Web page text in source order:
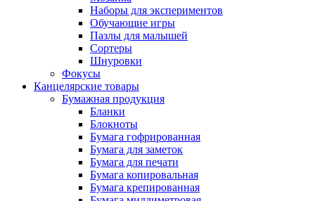
Наборы для экспериментов
Обучающие игры
Пазлы для малышей
Сортеры
Шнуровки
Фокусы
Канцелярские товары
Бумажная продукция
Бланки
Блокноты
Бумага гофрированная
Бумага для заметок
Бумага для печати
Бумага копировальная
Бумага крепированная